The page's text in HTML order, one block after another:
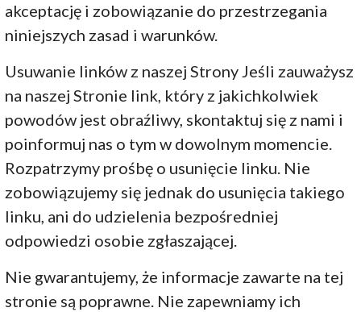
akceptację i zobowiązanie do przestrzegania
niniejszych zasad i warunków.
Usuwanie linków z naszej Strony Jeśli zauważysz
na naszej Stronie link, który z jakichkolwiek
powodów jest obraźliwy, skontaktuj się z nami i
poinformuj nas o tym w dowolnym momencie.
Rozpatrzymy prośbę o usunięcie linku. Nie
zobowiązujemy się jednak do usunięcia takiego
linku, ani do udzielenia bezpośredniej
odpowiedzi osobie zgłaszającej.
Nie gwarantujemy, że informacje zawarte na tej
stronie są poprawne. Nie zapewniamy ich